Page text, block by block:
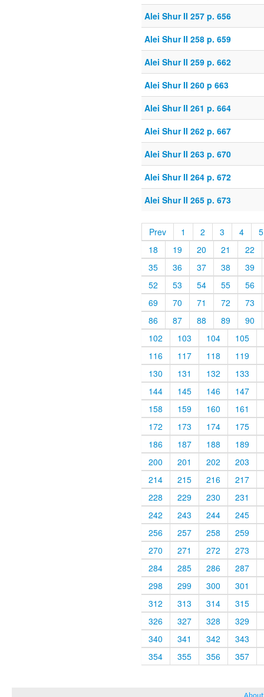
Alei Shur II 257 p. 656
Alei Shur II 258 p. 659
Alei Shur II 259 p. 662
Alei Shur II 260 p 663
Alei Shur II 261 p. 664
Alei Shur II 262 p. 667
Alei Shur II 263 p. 670
Alei Shur II 264 p. 672
Alei Shur II 265 p. 673
Prev 1 2 3 4
5
18
19 20 21
22
35
36 37 38
39
52
53 54 55
56
69
70 71 72
73
86
87 88 89
90
102
103 104
105
116
117 118
119
130
131 132
133
144
145 146
147
158
159 160
161
172
173 174
175
186
187 188
189
200
201 202
203
214
215 216
217
228
229 230
231
242
243 244
245
256
257 258
259
270
271 272
273
284
285 286
287
298
299 300
301
312
313 314
315
326
327 328
329
340
341 342
343
354
355 356 357